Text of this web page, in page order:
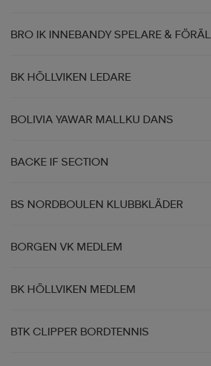
BRO IK INNEBANDY SPELARE &
BK HÖLLVIKEN LEDARE
BOLIVIA YAWAR MALLKU DANS
BACKE IF SECTION
BS NORDBOULEN KLUBBKLÄDER
BORGEN VK MEDLEM
BK HÖLLVIKEN MEDLEM
BTK CLIPPER BORDTENNIS